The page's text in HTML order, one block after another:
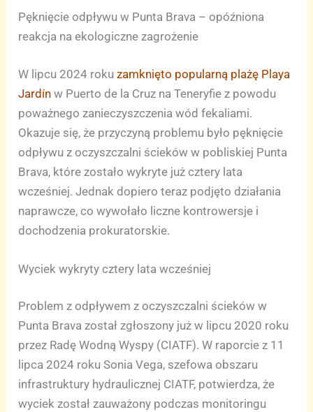
Pęknięcie odpływu w Punta Brava – opóźniona
reakcja na ekologiczne zagrożenie
W lipcu 2024 rokuzamknięto popularną plażę Playa
Jardín w Puerto de la Cruz na Teneryfie z powodu
poważnego zanieczyszczenia wód fekaliami.
Okazuje się, że przyczyną problemu było pęknięcie
odpływu z oczyszczalni ścieków w pobliskiej Punta
Brava, które zostało wykryte już cztery lata
wcześniej. Jednak dopiero teraz podjęto działania
naprawcze, co wywołało liczne kontrowersje i
dochodzenia prokuratorskie.
Wyciek wykryty cztery lata wcześniej
Problem z odpływem z oczyszczalni ścieków w
Punta Brava został zgłoszony już w lipcu 2020 roku
przez Radę Wodną Wyspy (CIATF). W raporcie z 11
lipca 2024 roku Sonia Vega, szefowa obszaru
infrastruktury hydraulicznej CIATF, potwierdza, że
wyciek został zauważony podczas monitoringu